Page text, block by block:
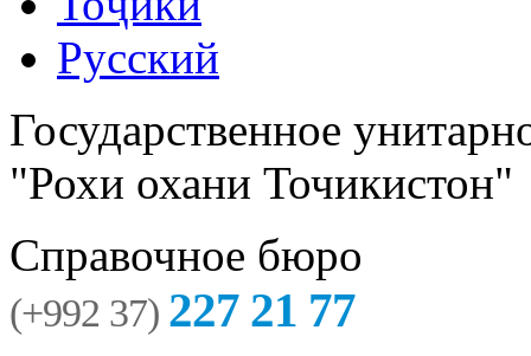
Русский
Государственное
"Рохи охани Точикистон"
Справочное бюро
(+992 37) 227 21 77